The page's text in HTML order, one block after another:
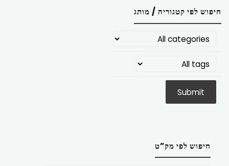
חיפוש לפי קטגוריה / מותג
חיפוש לפי מק”ט